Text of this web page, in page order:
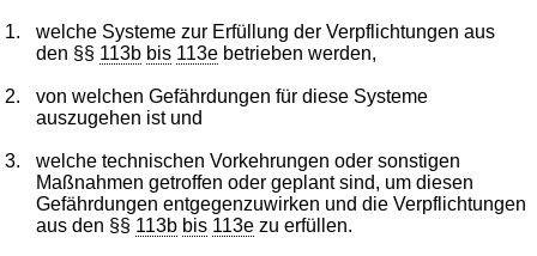
Abschnitt 3 Öffentliche Sicherheit
1.
welche Systeme zur Erfüllung der Verpflichtungen aus
den §§ 113b bis 113e betrieben werden,
2.
von welchen Gefährdungen für diese Systeme
auszugehen ist und
3.
welche technischen Vorkehrungen oder sonstigen
Maßnahmen getroffen oder geplant sind, um diesen
Gefährdungen entgegenzuwirken und die Verpflichtungen
aus den §§ 113b bis 113e zu erfüllen.